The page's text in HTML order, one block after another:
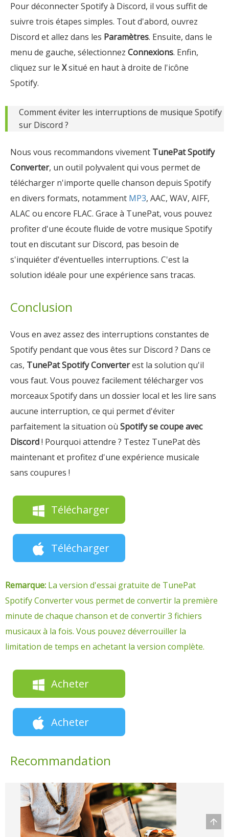
Pour déconnecter Spotify à Discord, il vous suffit de
suivre trois étapes simples. Tout d'abord, ouvrez
Discord et allez dans les Paramètres. Ensuite, dans le
menu de gauche, sélectionnez Connexions. Enfin,
cliquez sur le Xsitué en haut à droite de l'icône
Spotify.
Comment éviter les interruptions de musique Spotify
sur Discord ?
Nous vous recommandons vivement TunePat Spotify
Converter, un outil polyvalent qui vous permet de
télécharger n'importe quelle chanson depuis Spotify
en divers formats, notamment MP3, AAC, WAV, AIFF,
ALAC ou encore FLAC. Grace à TunePat, vous pouvez
profiter d'une écoute fluide de votre musique Spotify
tout en discutant sur Discord, pas besoin de
s'inquiéter d'éventuelles interruptions. C'est la
solution idéale pour une expérience sans tracas.
Conclusion
Vous en avez assez des interruptions constantes de
Spotify pendant que vous êtes sur Discord ? Dans ce
cas, TunePat Spotify Converterest la solution qu'il
vous faut. Vous pouvez facilement télécharger vos
morceaux Spotify dans un dossier local et les lire sans
aucune interruption, ce qui permet d'éviter
parfaitement la situation où Spotify se coupe avec
Discord! Pourquoi attendre ? Testez TunePat dès
maintenant et profitez d'une expérience musicale
sans coupures !
Télécharger
Télécharger
Remarque: La version d'essai gratuite de TunePat
Spotify Converter vous permet de convertir la première
minute de chaque chanson et de convertir 3 fichiers
musicaux à la fois. Vous pouvez déverrouiller la
limitation de temps en achetant la version complète.
Acheter
Acheter
Recommandation